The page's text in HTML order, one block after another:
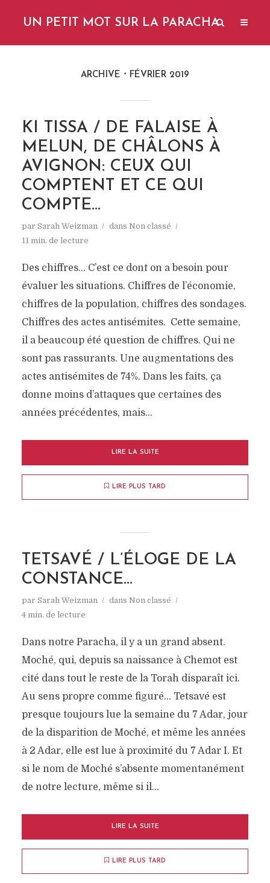
UN PETIT MOT SUR LA PARACHA
ARCHIVE FÉVRIER 2019
KI TISSA / DE FALAISE À
MELUN, DE CHÂLONS À
AVIGNON: CEUX QUI
COMPTENT ET CE QUI
COMPTE…
par Sarah Weizman dans Non classé
11 min. de lecture
Des chiffres… C’est ce dont on a besoin pour
évaluer les situations. Chiffres de l’économie,
chiffres de la population, chiffres des sondages.
Chiffres des actes antisémites. Cette semaine,
il a beaucoup été question de chiffres. Qui ne
sont pas rassurants. Une augmentations des
actes antisémites de 74%. Dans les faits, ça
donne moins d’attaques que certaines des
années précédentes, mais...
LIRE LA SUITE
LIRE PLUS TARD
TETSAVÉ / L’ÉLOGE DE LA
CONSTANCE…
par Sarah Weizman dans Non classé
4 min. de lecture
Dans notre Paracha, il y a un grand absent.
Moché, qui, depuis sa naissance à Chemot est
cité dans tout le reste de la Torah disparaît ici.
Au sens propre comme figuré… Tetsavé est
presque toujours lue la semaine du 7 Adar, jour
de la disparition de Moché, et même les années
à 2 Adar, elle est lue à proximité du 7 Adar I. Et
si le nom de Moché s’absente momentanément
de notre lecture, même si il...
LIRE LA SUITE
LIRE PLUS TARD